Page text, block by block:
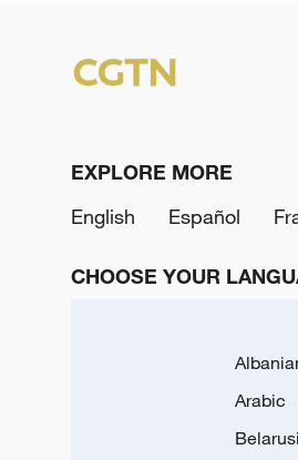
EXPLORE MORE
English
Español
CHOOSE YOUR
Arabic